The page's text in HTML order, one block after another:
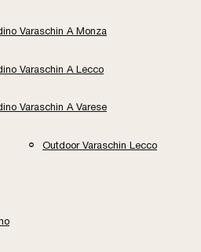
Varaschin A Monza
Varaschin A Lecco
Varaschin A Varese
Outdoor Varaschin Lecco